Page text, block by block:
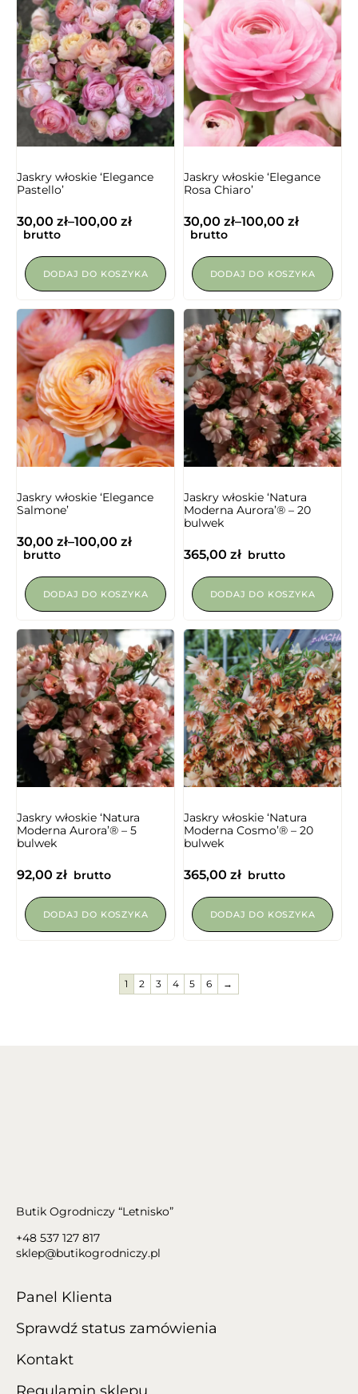
Jaskry włoskie ‘Elegance
Pastello’
30,00 zł–100,00 zł
brutto
DODAJ DO KOSZYKA
Jaskry włoskie ‘Elegance
Rosa Chiaro’
30,00 zł–100,00 zł
brutto
DODAJ DO KOSZYKA
Jaskry włoskie ‘Elegance
Salmone’
30,00 zł–100,00 zł
brutto
DODAJ DO KOSZYKA
Jaskry włoskie ‘Natura
Moderna Aurora’® – 20
bulwek
365,00 zł brutto
DODAJ DO KOSZYKA
Jaskry włoskie ‘Natura
Moderna Aurora’® – 5
bulwek
92,00 zł brutto
DODAJ DO KOSZYKA
Jaskry włoskie ‘Natura
Moderna Cosmo’® – 20
bulwek
365,00 zł brutto
DODAJ DO KOSZYKA
1 2 3 4 5 6 →
Butik Ogrodniczy “Letnisko”
+48 537 127 817
sklep@butikogrodniczy.pl
Panel Klienta
Sprawdź status zamówienia
Kontakt